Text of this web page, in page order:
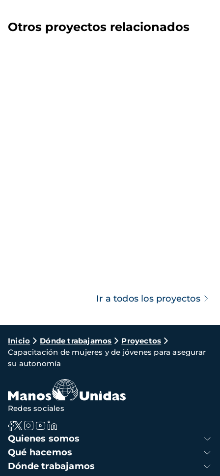
Otros proyectos relacionados
Ir a todos los proyectos
Ruta
de
navegación
Inicio Dónde trabajamos
Proyectos
Capacitación de mujeres y de jóvenes para asegurar
su autonomía
Navegación
principal
Quienes somos
Qué hacemos
Dónde trabajamos
Redes sociales